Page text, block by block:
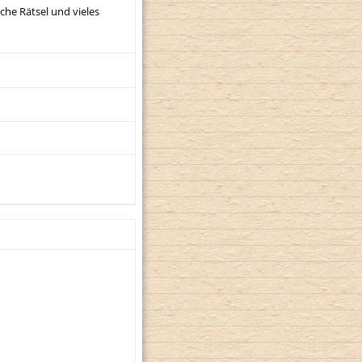
Rätsel und vieles